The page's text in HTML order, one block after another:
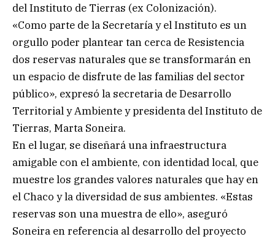
del Instituto de Tierras (ex Colonización).
«Como parte de la Secretaría y el Instituto es un
orgullo poder plantear tan cerca de Resistencia
dos reservas naturales que se transformarán en
un espacio de disfrute de las familias del sector
público», expresó la secretaria de Desarrollo
Territorial y Ambiente y presidenta del Instituto de
Tierras, Marta Soneira.
En el lugar, se diseñará una infraestructura
amigable con el ambiente, con identidad local, que
muestre los grandes valores naturales que hay en
el Chaco y la diversidad de sus ambientes. «Estas
reservas son una muestra de ello», aseguró
Soneira en referencia al desarrollo del proyecto